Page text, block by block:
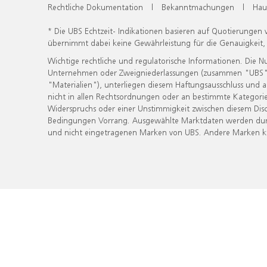
Rechtliche Dokumentation | Bekanntmachungen |
* Die UBS Echtzeit- Indikationen basieren auf
übernimmt dabei keine Gewährleistung für die
Wichtige rechtliche und regulatorische Informationen. Die
Unternehmen oder Zweigniederlassungen (zusammen
"Materialien"), unterliegen diesem Haftungsausschluss
nicht in allen Rechtsordnungen oder an bestimmte
Widerspruchs oder einer Unstimmigkeit zwischen diesem
Bedingungen Vorrang. Ausgewählte Marktdaten werden
und nicht eingetragenen Marken von UBS. Andere Marken